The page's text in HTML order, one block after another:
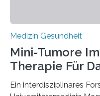
Medizin Gesundheit
Mini-Tumore
Therapie Für
Ein interdisziplinäres